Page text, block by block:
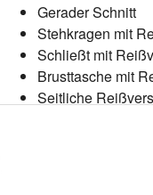
Gerader Schnitt
Stehkragen mit
Schließt mit
Brusttasche mit
Seitliche